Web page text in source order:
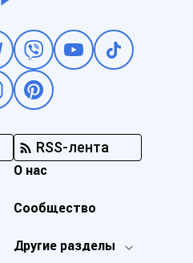
RSS-лента
Другие разделы
О нас
Сообщество